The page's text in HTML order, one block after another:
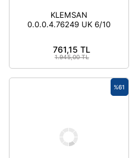
KLEMSAN
0.0.0.4.76249 UK 6/10
761,15 TL
1.945,00 TL
%61